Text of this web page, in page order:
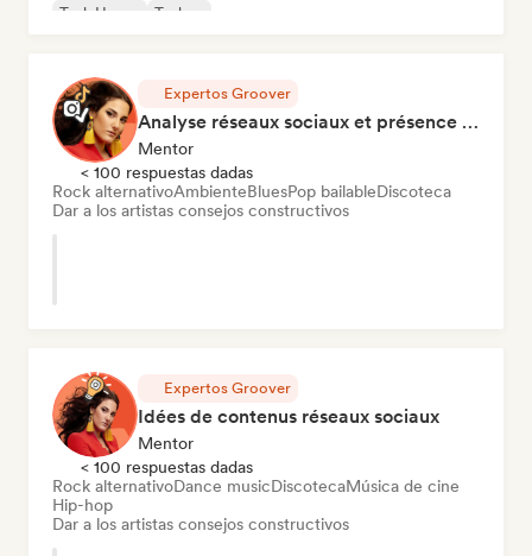
Tech House
Techno
Expertos Groover
Analyse réseaux sociaux et présence en ligne
Mentor
< 100 respuestas dadas
Rock alternativoAmbienteBluesPop bailableDiscoteca
Dar a los artistas consejos constructivos
Expertos Groover
Idées de contenus réseaux sociaux
Mentor
< 100 respuestas dadas
Rock alternativoDance musicDiscotecaMúsica de cine
Hip-hop
Dar a los artistas consejos constructivos